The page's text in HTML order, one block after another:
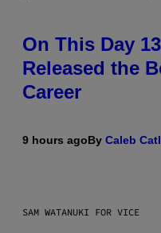
On This Day
Released the
Career
9 hours agoBy Caleb
SAM WATANUKI FOR VICE